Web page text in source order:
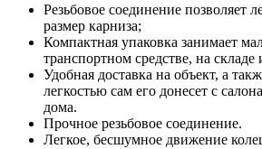
Резьбовое соединение позволяет
размер карниза;
Компактная упаковка занимает
транспортном средстве, на складе
Удобная доставка на объект, а
легкостью сам его донесет с
дома.
Прочное резьбовое соединение.
Легкое, бесшумное движение